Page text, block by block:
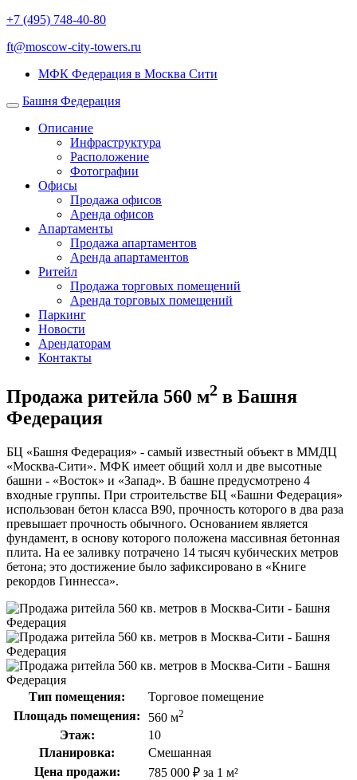
+7 (495) 748-40-80
ft@moscow-city-towers.ru
МФК Федерация в Москва Сити
Башня Федерация
Описание
Инфраструктура
Расположение
Фотографии
Офисы
Продажа офисов
Аренда офисов
Апартаменты
Продажа апартаментов
Аренда апартаментов
Ритейл
Продажа торговых помещений
Аренда торговых помещений
Паркинг
Новости
Арендаторам
Контакты
Продажа ритейла 560 м2 в Башня
Федерация
БЦ «Башня Федерация» - самый известный объект в ММДЦ
«Москва-Сити». МФК имеет общий холл и две высотные
башни - «Восток» и «Запад». В башне предусмотрено 4
входные группы. При строительстве БЦ «Башни Федерация»
использован бетон класса B90, прочность которого в два раза
превышает прочность обычного. Основанием является
фундамент, в основу которого положена массивная бетонная
плита. На ее заливку потрачено 14 тысяч кубических метров
бетона; это достижение было зафиксировано в «Книге
рекордов Гиннесса».
Тип помещения:
Торговое помещение
Площадь помещения:
560 м2
Этаж:
10
Планировка:
Смешанная
Цена продажи:
785 000 ₽ за 1 м²